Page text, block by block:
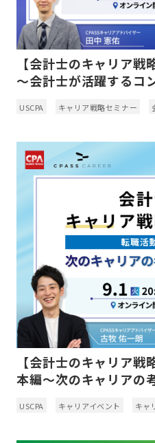
【会計士のキャリア
～会計士が活躍するコ
USCPA キャリア戦略セミナー
【会計士のキャリア
本編～次のキャリアの
USCPA キャリアイベント キャ